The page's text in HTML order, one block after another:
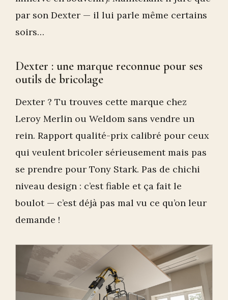
par son Dexter — il lui parle même certains
soirs…
Dexter : une marque reconnue pour ses
outils de bricolage
Dexter ? Tu trouves cette marque chez
Leroy Merlin ou Weldom sans vendre un
rein. Rapport qualité-prix calibré pour ceux
qui veulent bricoler sérieusement mais pas
se prendre pour Tony Stark. Pas de chichi
niveau design : c’est fiable et ça fait le
boulot — c’est déjà pas mal vu ce qu’on leur
demande !